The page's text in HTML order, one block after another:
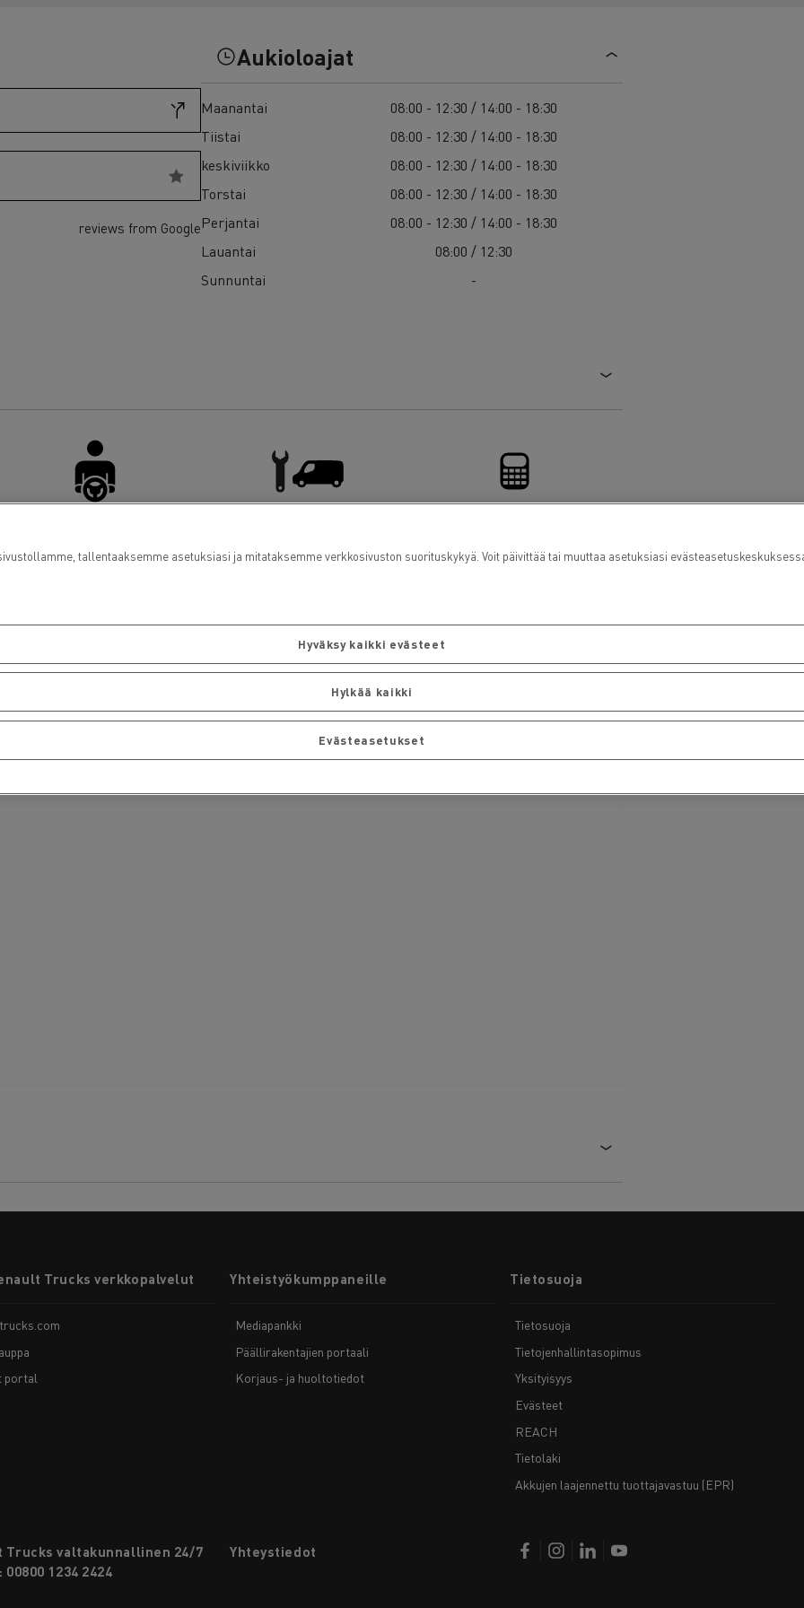
Toimitusta varten
reviews from Google
Aukioloajat
Maanantai
08:00 - 12:30 / 14:00 - 18:30
Tiistai
08:00 - 12:30 / 14:00 - 18:30
keskiviikko
08:00 - 12:30 / 14:00 - 18:30
Torstai
08:00 - 12:30 / 14:00 - 18:30
Perjantai
08:00 - 12:30 / 14:00 - 18:30
Lauantai
08:00 / 12:30
Sunnuntai
-
Kuljettajien tilat Pakettiautohuolto Rahoitus
Trucks verkkopalvelut
portal
Yhteistyökumppaneille
Mediapankki
Päällirakentajien portaali
Korjaus- ja huoltotiedot
Tietosuoja
Tietosuoja
Tietojenhallintasopimus
Yksityisyys
Evästeet
REACH
Tietolaki
Akkujen laajennettu tuottajavastuu (EPR)
Trucks valtakunnallinen 24/7
1234 2424
Yhteystiedot
tallentaaksemme asetuksiasi ja mitataksemme verkkosivuston suorituskykyä. Voit päivittää tai muuttaa asetuksiasi
Hyväksy kaikki evästeet
Hylkää kaikki
Evästeasetukset